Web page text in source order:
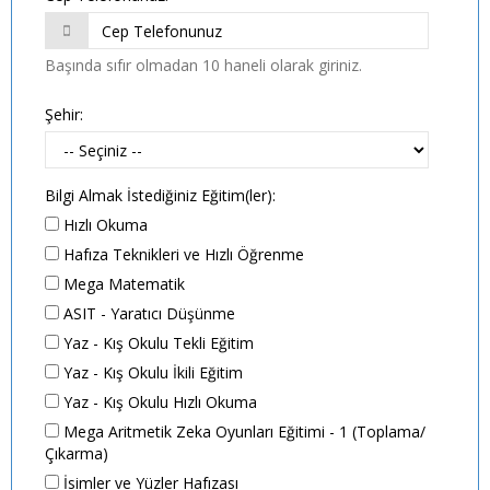
Başında sıfır olmadan 10 haneli olarak giriniz.
Şehir:
Bilgi Almak İstediğiniz Eğitim(ler):
Hızlı Okuma
Hafıza Teknikleri ve Hızlı Öğrenme
Mega Matematik
ASIT - Yaratıcı Düşünme
Yaz - Kış Okulu Tekli Eğitim
Yaz - Kış Okulu İkili Eğitim
Yaz - Kış Okulu Hızlı Okuma
Mega Aritmetik Zeka Oyunları Eğitimi - 1 (Toplama/
Çıkarma)
İsimler ve Yüzler Hafızası